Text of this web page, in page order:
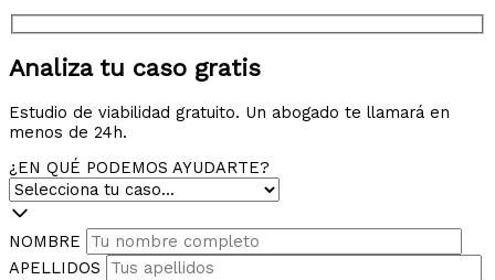
Analiza tu caso gratis
Estudio de viabilidad gratuito. Un abogado te llamará en
menos de 24h.
¿EN QUÉ PODEMOS AYUDARTE?
NOMBRE
APELLIDOS